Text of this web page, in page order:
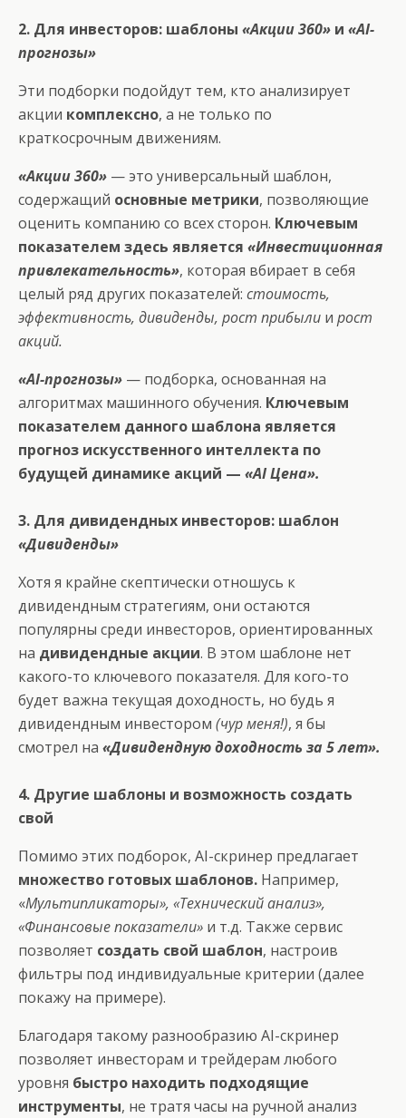
2. Для инвесторов: шаблоны «Акции 360» и «AI-
прогнозы»
Эти подборки подойдут тем, кто анализирует
акции комплексно, а не только по
краткосрочным движениям.
«Акции 360» — это универсальный шаблон,
содержащий основные метрики, позволяющие
оценить компанию со всех сторон. Ключевым
показателем здесь является «Инвестиционная
привлекательность», которая вбирает в себя
целый ряд других показателей: стоимость,
эффективность, дивиденды, рост прибыли и рост
акций.
«AI-прогнозы» — подборка, основанная на
алгоритмах машинного обучения. Ключевым
показателем данного шаблона является
прогноз искусственного интеллекта по
будущей динамике акций — «AI Цена».
3. Для дивидендных инвесторов: шаблон
«Дивиденды»
Хотя я крайне скептически отношусь к
дивидендным стратегиям, они остаются
популярны среди инвесторов, ориентированных
на дивидендные акции. В этом шаблоне нет
какого-то ключевого показателя. Для кого-то
будет важна текущая доходность, но будь я
дивидендным инвестором (чур меня!), я бы
смотрел на «Дивидендную доходность за 5 лет».
4. Другие шаблоны и возможность создать
свой
Помимо этих подборок, AI-скринер предлагает
множество готовых шаблонов. Например,
«Мультипликаторы», «Технический анализ»,
«Финансовые показатели» и т.д. Также сервис
позволяет создать свой шаблон, настроив
фильтры под индивидуальные критерии (далее
покажу на примере).
Благодаря такому разнообразию AI-скринер
позволяет инвесторам и трейдерам любого
уровня быстро находить подходящие
инструменты, не тратя часы на ручной анализ